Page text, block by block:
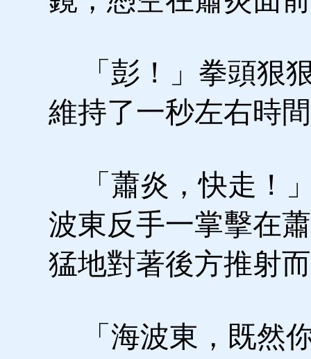
「彭！」拳頭狠
維持了一秒左右時
「蕭炎，快走！
波東反手一掌擊在
猛地對著後方推射
「海波東，既然